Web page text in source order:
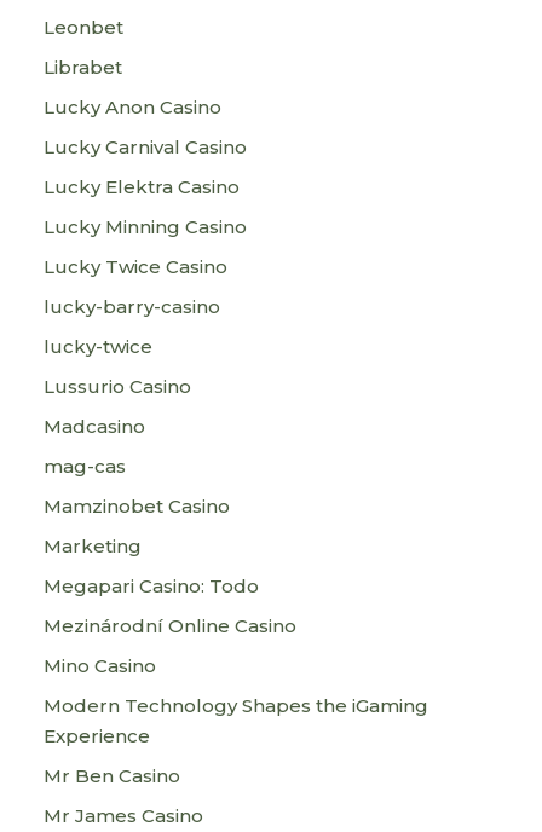
Leonbet
Librabet
Lucky Anon Casino
Lucky Carnival Casino
Lucky Elektra Casino
Lucky Minning Casino
Lucky Twice Casino
lucky-barry-casino
lucky-twice
Lussurio Casino
Madcasino
mag-cas
Mamzinobet Casino
Marketing
Megapari Casino: Todo
Mezinárodní Online Casino
Mino Casino
Modern Technology Shapes the iGaming
Experience
Mr Ben Casino
Mr James Casino